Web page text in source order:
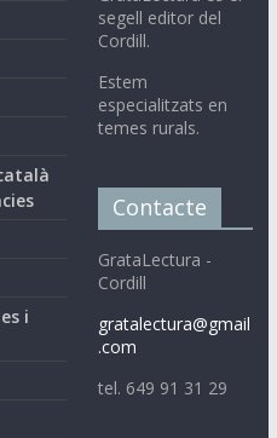
i
segell editor del
Cordill.
Estem
especialitzats en
temes rurals.
Contacte
GrataLectura -
Cordill
gratalectura@gmail
.com
tel. 649 91 31 29